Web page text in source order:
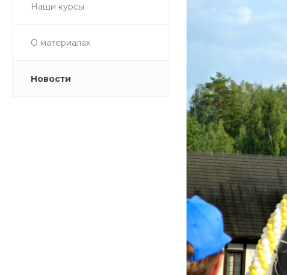
Наши курсы
О материалах
Новости